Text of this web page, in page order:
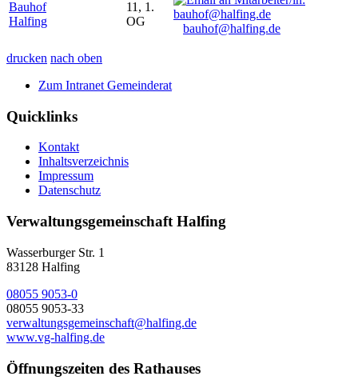
Bauhof
Halfing
11, 1.
OG
bauhof@halfing.de
drucken nach oben
Zum Intranet Gemeinderat
Quicklinks
Kontakt
Inhaltsverzeichnis
Impressum
Datenschutz
Verwaltungsgemeinschaft Halfing
Wasserburger Str. 1
83128 Halfing
08055 9053-0
08055 9053-33
verwaltungsgemeinschaft@halfing.de
www.vg-halfing.de
Öffnungszeiten des Rathauses